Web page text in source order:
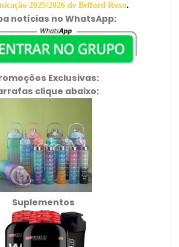
2025/2026 de Belford Roxo.
notícias no WhatsApp:
Exclusivas:
clique abaixo:
Suplementos